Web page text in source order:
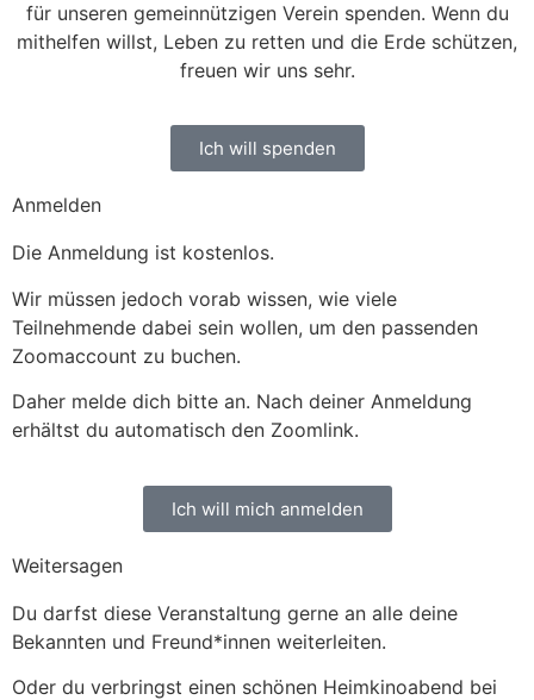
für unseren gemeinnützigen Verein spenden. Wenn du
mithelfen willst, Leben zu retten und die Erde schützen,
freuen wir uns sehr.
Ich will spenden
Anmelden
Die Anmeldung ist kostenlos.
Wir müssen jedoch vorab wissen, wie viele
Teilnehmende dabei sein wollen, um den passenden
Zoomaccount zu buchen.
Daher melde dich bitte an. Nach deiner Anmeldung
erhältst du automatisch den Zoomlink.
Ich will mich anmelden
Weitersagen
Du darfst diese Veranstaltung gerne an alle deine
Bekannten und Freund*innen weiterleiten.
Oder du verbringst einen schönen Heimkinoabend bei